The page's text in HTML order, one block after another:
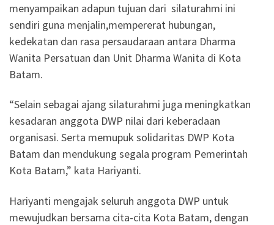
menyampaikan adapun tujuan dari silaturahmi ini
sendiri guna menjalin,mempererat hubungan,
kedekatan dan rasa persaudaraan antara Dharma
Wanita Persatuan dan Unit Dharma Wanita di Kota
Batam.
“Selain sebagai ajang silaturahmi juga meningkatkan
kesadaran anggota DWP nilai dari keberadaan
organisasi. Serta memupuk solidaritas DWP Kota
Batam dan mendukung segala program Pemerintah
Kota Batam,” kata Hariyanti.
Hariyanti mengajak seluruh anggota DWP untuk
mewujudkan bersama cita-cita Kota Batam, dengan